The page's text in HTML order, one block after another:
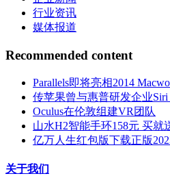
行业资讯
媒体报道
Recommended content
Parallels即将亮相2014
传苹果曾与惠普研发企业
Oculus在伦敦组建VR团队
山水H2智能手环158元 买就
亿万人生红包版下载正版
关于我们